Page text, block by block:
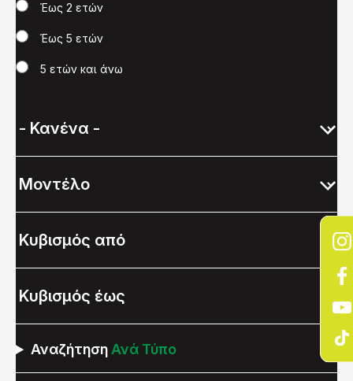
Έως 2 ετών
Έως 5 ετών
5 ετών και άνω
Αναζήτηση Ανά Τύπο